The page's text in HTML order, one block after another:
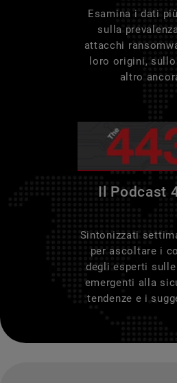
Esamina i dati
sulla
attacchi
loro origini,
altro
Il Podcast
Sintonizzati
per ascoltare i
degli esperti
emergenti alla
tendenze e i